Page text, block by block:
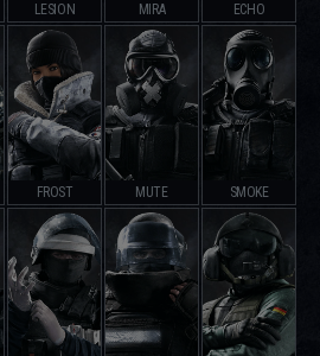
LESION MIRA ECHO
FROST MUTE SMOKE